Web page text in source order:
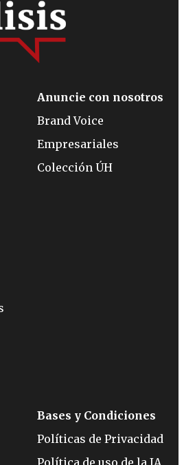
Anuncie con nosotros
Brand Voice
Empresariales
Colección ÚH
Bases y Condiciones
Políticas de Privacidad